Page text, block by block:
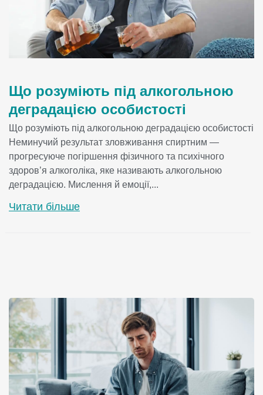
Що розуміють під алкогольною
деградацією особистості
Що розуміють під алкогольною деградацією особистості
Неминучий результат зловживання спиртним —
прогресуюче погіршення фізичного та психічного
здоров’я алкоголіка, яке називають алкогольною
деградацією. Мислення й емоції,...
Читати більше